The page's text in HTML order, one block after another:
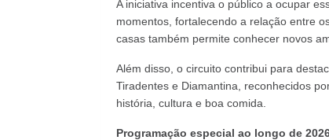
A iniciativa incentiva o público a ocupar
momentos, fortalecendo a relação entre
casas também permite conhecer novos
Além disso, o circuito contribui para
Tiradentes e Diamantina, reconhecidos
história, cultura e boa comida.
Programação especial ao longo de